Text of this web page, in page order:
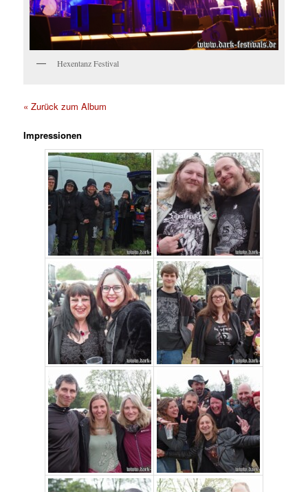
Hexentanz Festival
« Zurück zum Album
Impressionen